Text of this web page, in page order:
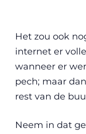
Het zou ook
internet er
wanneer er
pech; maar
rest van de
Neem in dat